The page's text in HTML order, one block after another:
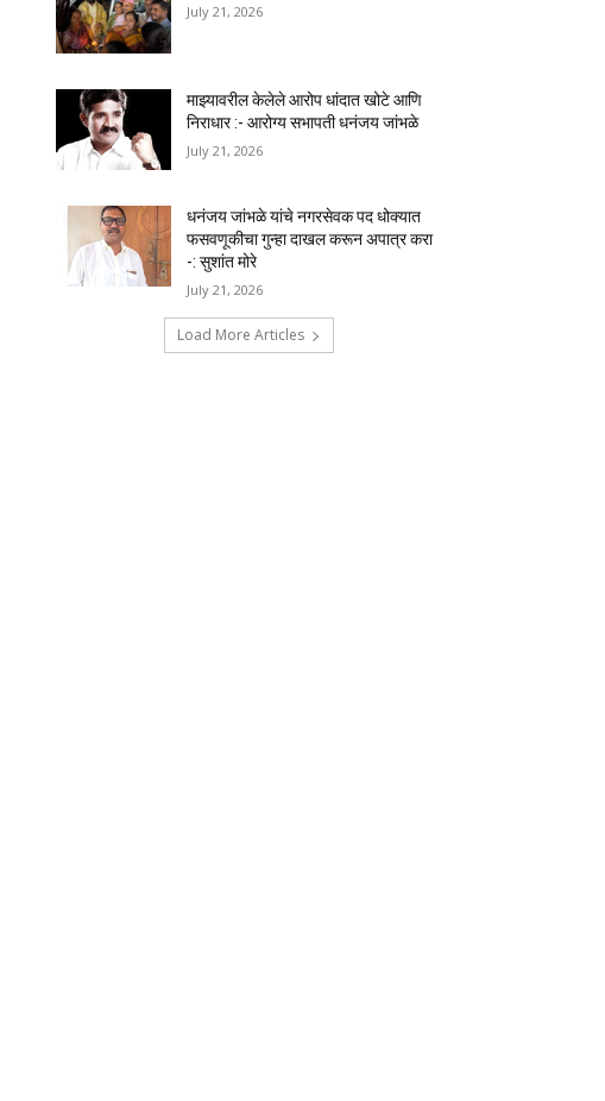
July 21, 2026
माझ्यावरील केलेले आरोप धांदात खोटे आणि
निराधार :- आरोग्य सभापती धनंजय जांभळे
July 21, 2026
धनंजय जांभळे यांचे नगरसेवक पद धोक्यात
फसवणूकीचा गुन्हा दाखल करून अपात्र करा
-: सुशांत मोरे
July 21, 2026
Load More Articles